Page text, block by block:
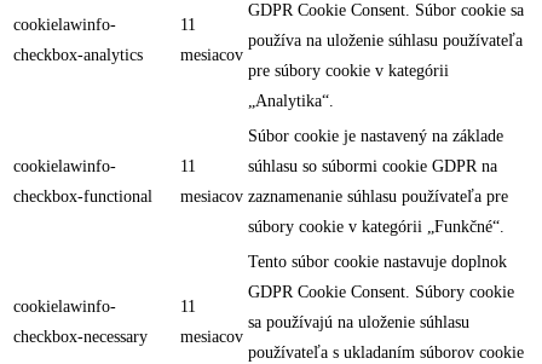
cookielawinfo-
checkbox-analytics
11
mesiacov
GDPR Cookie Consent. Súbor cookie sa
používa na uloženie súhlasu používateľa
pre súbory cookie v kategórii
„Analytika“.
cookielawinfo-
checkbox-functional
11
mesiacov
Súbor cookie je nastavený na základe
súhlasu so súbormi cookie GDPR na
zaznamenanie súhlasu používateľa pre
súbory cookie v kategórii „Funkčné“.
cookielawinfo-
checkbox-necessary
11
mesiacov
Tento súbor cookie nastavuje doplnok
GDPR Cookie Consent. Súbory cookie
sa používajú na uloženie súhlasu
používateľa s ukladaním súborov cookie